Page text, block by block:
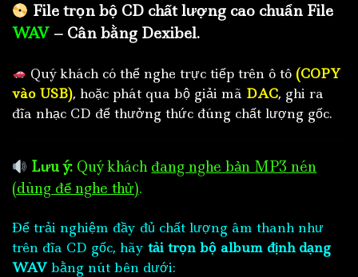
File trọn bộ CD chất lượng cao chuẩn File
WAV – Cân bằng Dexibel.
Quý khách có thể nghe trực tiếp trên ô tô (COPY
vào USB), hoặc phát qua bộ giải mã DAC, ghi ra
đĩa nhạc CD để thưởng thức đúng chất lượng gốc.
Lưu ý: Quý khách đang nghe bản MP3 nén
(dùng để nghe thử).
Để trải nghiệm đầy đủ chất lượng âm thanh như
trên đĩa CD gốc, hãy tải trọn bộ album định dạng
WAV bằng nút bên dưới: